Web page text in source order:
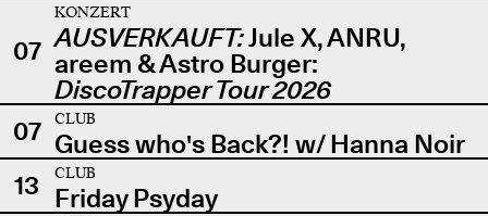
07
KONZERT
AUSVERKAUFT:Jule X, ANRU,
areem & Astro Burger:
DiscoTrapper Tour 2026
07
CLUB
Guess who's Back?! w/ Hanna Noir
13
CLUB
Friday Psyday